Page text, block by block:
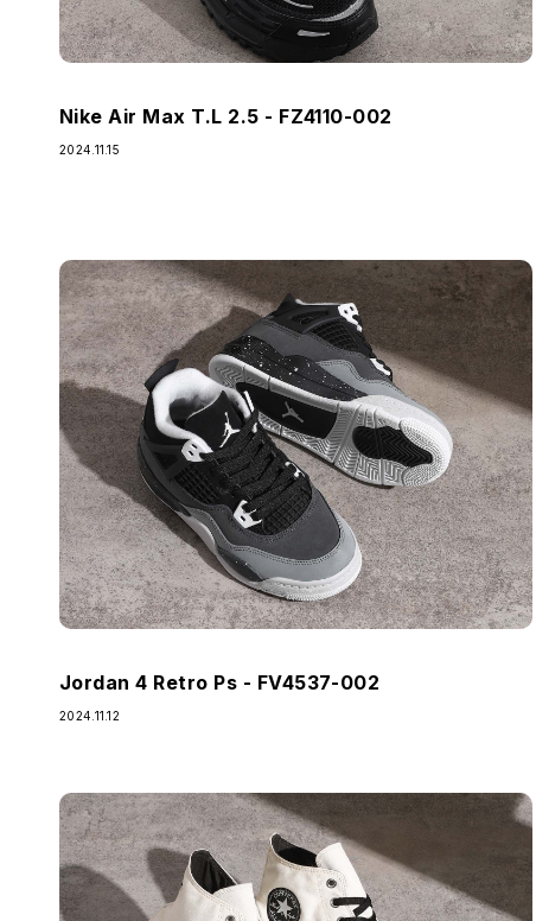
Nike Air Max T.L 2.5 - FZ4110-002
2024.11.15
Jordan 4 Retro Ps - FV4537-002
2024.11.12